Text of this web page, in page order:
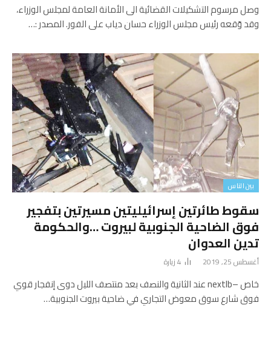
وصل مرسوم التشكيلات القضائية الى الأمانة العامة لمجلس الوزراء،
وقد وّقعه رئيس مجلس الوزراء حسان دياب على الفور. المصدر :…
بين الناس
سقوط طائرتين إسرائيليتين مسيرتين بتفجير
فوق الضاحية الجنوبية لبيروت …والحكومة
تدين العدوان
أغسطس 25, 2019 4زيارة
خاص –nextlb عند الثانية والنصف بعد منتصف الليل دوى إنفجار قوي
فوق شارع سوق معوض التجاري في ضاحية بيروت الجنوبية…